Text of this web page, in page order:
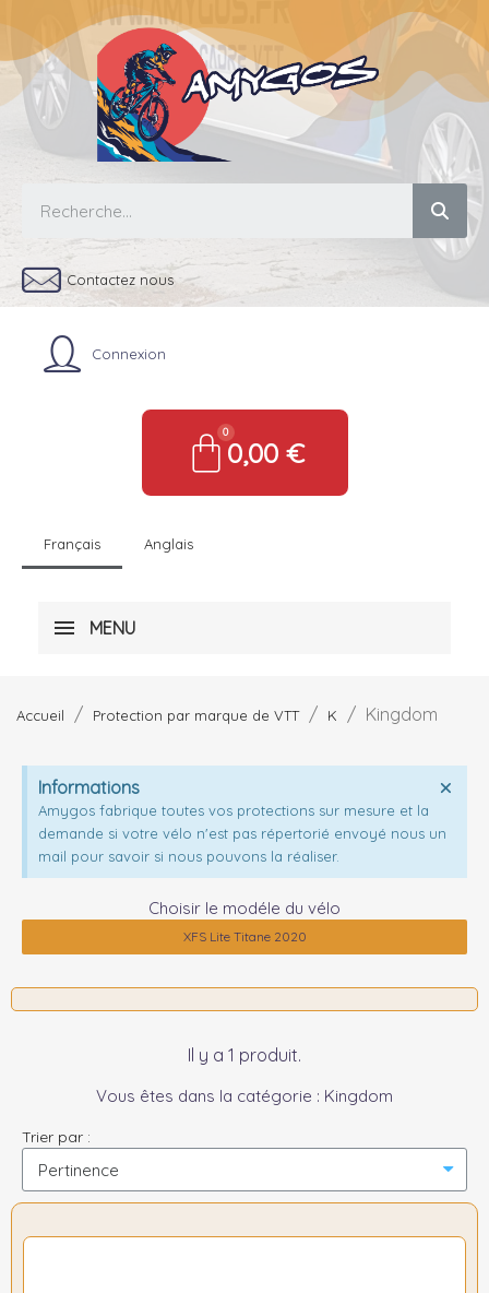
Contactez nous
Connexion
0,00 €
Français Anglais
MENU
Accueil Protection par marque de VTT K Kingdom
Informations
Amygos fabrique toutes vos protections sur mesure et la
demande si votre vélo n'est pas répertorié envoyé nous un
mail pour savoir si nous pouvons la réaliser.
Choisir le modéle du vélo
XFS Lite Titane 2020
Il y a 1 produit.
Vous êtes dans la catégorie : Kingdom
Trier par :